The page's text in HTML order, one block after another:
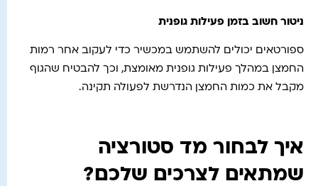
ניטור חשוב בזמן פעילות גופנית
ספורטאים יכולים להשתמש במכשיר כדי לעקוב אחר רמות
החמצן במהלך פעילות גופנית מאומצת, וכך להבטיח שהגוף
מקבל את כמות החמצן הנדרשת לפעולה תקינה.
איך לבחור מד סטורציה
שמתאים לצרכים שלכם?